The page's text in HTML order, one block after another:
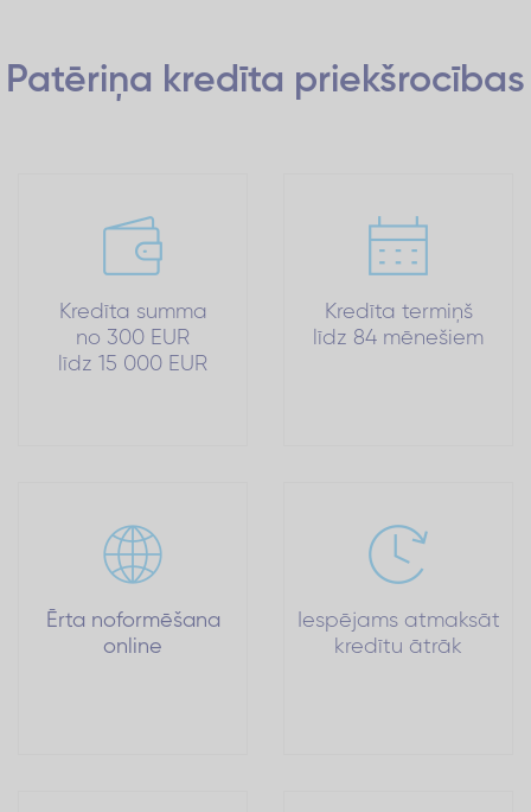
Patēriņa kredīta priekšrocības
Kredīta summa
no 300 EUR
līdz 15 000 EUR
Kredīta termiņš
līdz 84 mēnešiem
Ērta noformēšana
online
Iespējams atmaksāt
kredītu ātrāk